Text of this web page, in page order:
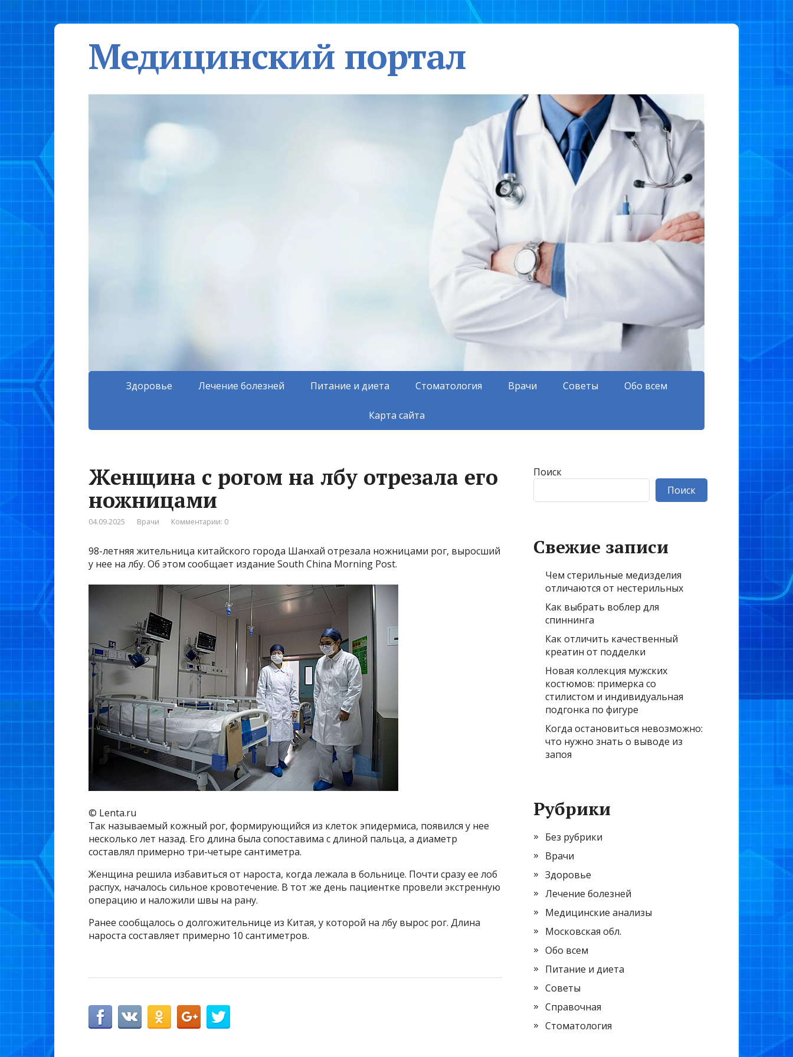
Медицинский портал
Здоровье Лечение болезней Питание и диета Стоматология Врачи Советы Обо всем
Карта сайта
Женщина с рогом на лбу отрезала его
ножницами
04.09.2025 Врачи Комментарии: 0
98-летняя жительница китайского города Шанхай отрезала ножницами рог, выросший
у нее на лбу. Об этом сообщает издание South China Morning Post.
© Lenta.ru
Так называемый кожный рог, формирующийся из клеток эпидермиса, появился у нее
несколько лет назад. Его длина была сопоставима с длиной пальца, а диаметр
составлял примерно три-четыре сантиметра.
Женщина решила избавиться от нароста, когда лежала в больнице. Почти сразу ее лоб
распух, началось сильное кровотечение. В тот же день пациентке провели экстренную
операцию и наложили швы на рану.
Ранее сообщалось о долгожительнице из Китая, у которой на лбу вырос рог. Длина
нароста составляет примерно 10 сантиметров.
Поиск
Поиск
Свежие записи
Чем стерильные медизделия
отличаются от нестерильных
Как выбрать воблер для
спиннинга
Как отличить качественный
креатин от подделки
Новая коллекция мужских
костюмов: примерка со
стилистом и индивидуальная
подгонка по фигуре
Когда остановиться невозможно:
что нужно знать о выводе из
запоя
Рубрики
Без рубрики
Врачи
Здоровье
Лечение болезней
Медицинские анализы
Московская обл.
Обо всем
Питание и диета
Советы
Справочная
Стоматология